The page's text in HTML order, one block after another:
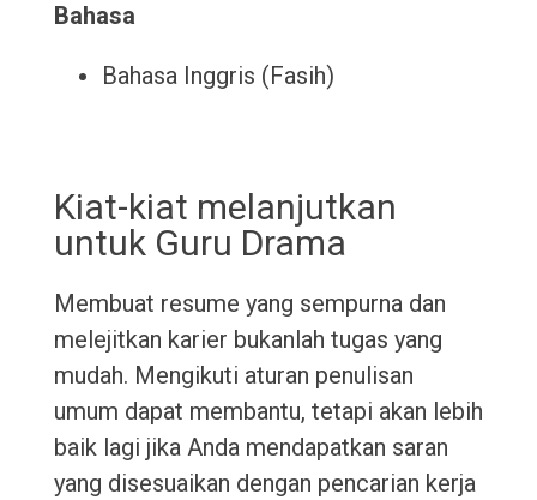
Bahasa
Bahasa Inggris (Fasih)
Kiat-kiat melanjutkan
untuk Guru Drama
Membuat resume yang sempurna dan
melejitkan karier bukanlah tugas yang
mudah. Mengikuti aturan penulisan
umum dapat membantu, tetapi akan lebih
baik lagi jika Anda mendapatkan saran
yang disesuaikan dengan pencarian kerja